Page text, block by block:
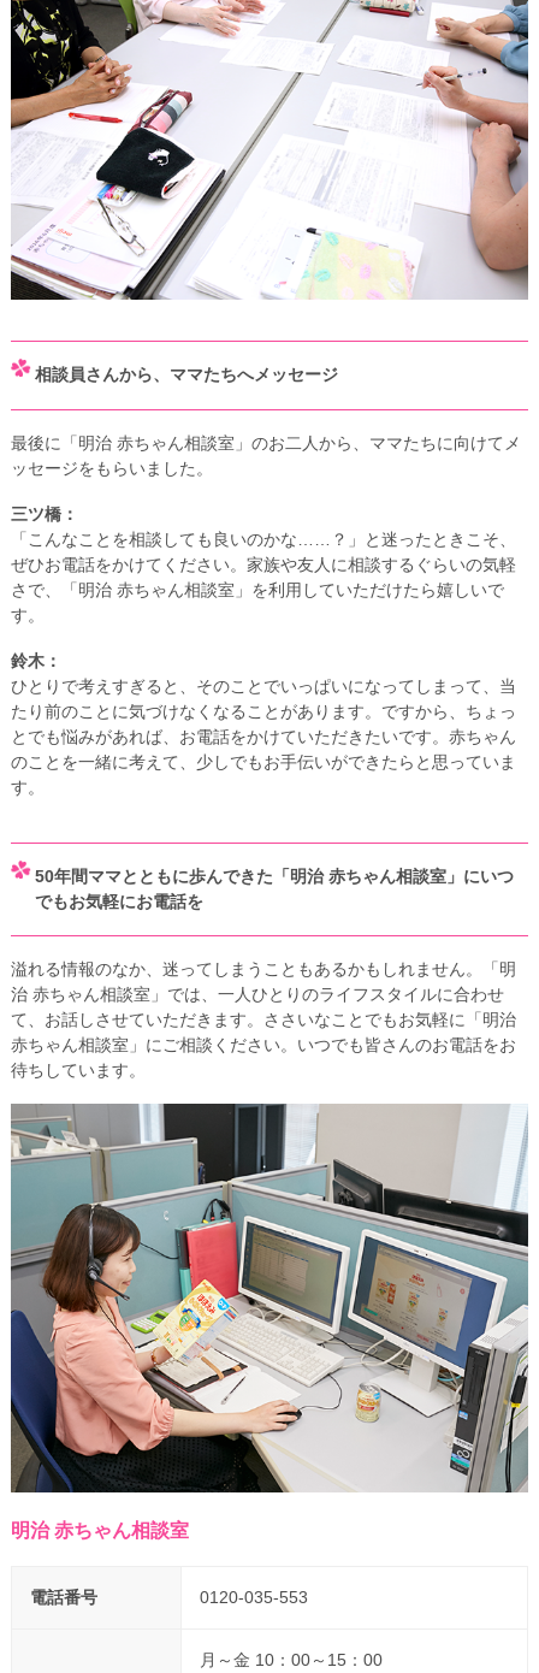
相談員さんから、ママたちへメッセージ
最後に「明治 赤ちゃん相談室」のお二人から、ママたちに向けてメ
ッセージをもらいました。
三ツ橋：
「こんなことを相談しても良いのかな……？」と迷ったときこそ、
ぜひお電話をかけてください。家族や友人に相談するぐらいの気軽
さで、「明治 赤ちゃん相談室」を利用していただけたら嬉しいで
す。
鈴木：
ひとりで考えすぎると、そのことでいっぱいになってしまって、当
たり前のことに気づけなくなることがあります。ですから、ちょっ
とでも悩みがあれば、お電話をかけていただきたいです。赤ちゃん
のことを一緒に考えて、少しでもお手伝いができたらと思っていま
す。
50年間ママとともに歩んできた「明治 赤ちゃん相談室」にいつ
でもお気軽にお電話を
溢れる情報のなか、迷ってしまうこともあるかもしれません。「明
治 赤ちゃん相談室」では、一人ひとりのライフスタイルに合わせ
て、お話しさせていただきます。ささいなことでもお気軽に「明治
赤ちゃん相談室」にご相談ください。いつでも皆さんのお電話をお
待ちしています。
明治 赤ちゃん相談室
電話番号 0120-035-553
月～金 10：00～15：00